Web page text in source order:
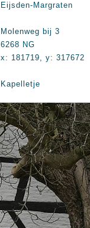
Eijsden-Margraten
Molenweg bij 3
6268 NG
x: 181719, y: 317672
Kapelletje